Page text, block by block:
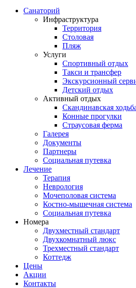
Санаторий
Инфраструктура
Территория
Столовая
Пляж
Услуги
Спортивный отдых
Такси и трансфер
Экскурсионный
Детский отдых
Активный отдых
Скандинавская
Конные прогулки
Страусовая ферма
Галерея
Документы
Партнеры
Социальная путевка
Лечение
Терапия
Неврология
Мочеполовая система
Костно-мышечная система
Социальная путевка
Номера
Двухместный стандарт
Двухкомнатный люкс
Трехместный стандарт
Коттедж
Цены
Акции
Контакты